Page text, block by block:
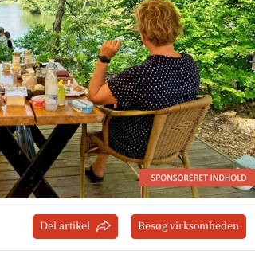
Del artikel Besøg virksomheden